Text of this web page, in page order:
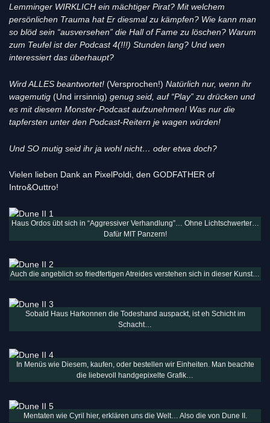
Lemminger WIRKLICH ein mächtiger Pirat? Mit welchem
persönlichen Trauma hat Er diesmal zu kämpfen? Wie kann man
so blöd sein “ausversehen” die Hall of Fame zu löschen? Warum
zum Teufel ist der Podcast 4(!!!) Stunden lang? Und wen
interessiert das überhaupt?
Wird ALLES beantwortet! (Versprochen!) Natürlich nur, wenn ihr
wagemutig (Und irrsinnig) genug seid, auf “Play” zu drücken und
es mit diesem Monster-Podcast aufzunehmen! Was nur die
tapfersten unter den Podcast-Reitern je wagen würden!
Und SO mutig seid ihr ja wohl nicht… oder etwa doch?
Vielen lieben Dank an PixelPoldi, den GODFATHER of
Intro&Outtro!
Haus Ordos übt sich in “Aggressiver Verhandlung”… Ohne Lichtschwerter…
Dafür MIT Panzern!
Auch die angeblich so friedfertigen Atreides verstehen sich in dieser Kunst…
Sobald Haus Harkonnen die Todeshand auspackt, ist eh Schicht im
Schacht…
In Menüs wie Diesem, kaufen, oder bestellen wir Einheiten. Man beachte
die liebevoll handgepixelte Grafik…
Mentaten wie Cyril hier, erklären uns die Welt… Also die von Dune II.